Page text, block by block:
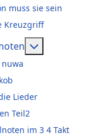
muss sie sein
Kreuzgriff
Lieder
Teil2
im 3 4 Takt